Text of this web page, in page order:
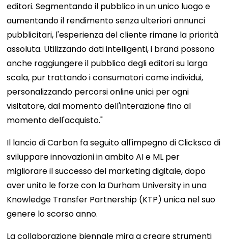
editori. Segmentando il pubblico in un unico luogo e
aumentando il rendimento senza ulteriori annunci
pubblicitari, l'esperienza del cliente rimane la priorità
assoluta. Utilizzando dati intelligenti, i brand possono
anche raggiungere il pubblico degli editori su larga
scala, pur trattando i consumatori come individui,
personalizzando percorsi online unici per ogni
visitatore, dal momento dell'interazione fino al
momento dell'acquisto."
Il lancio di Carbon fa seguito all'impegno di Clicksco di
sviluppare innovazioni in ambito AI e ML per
migliorare il successo del marketing digitale, dopo
aver unito le forze con la Durham University in una
Knowledge Transfer Partnership (KTP) unica nel suo
genere lo scorso anno.
La collaborazione biennale mira a creare strumenti